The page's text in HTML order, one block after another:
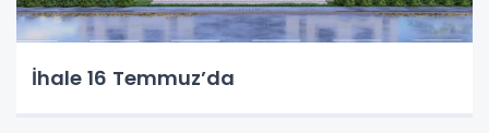
İhale 16 Temmuz’da